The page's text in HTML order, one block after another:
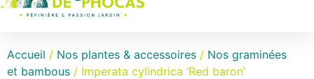
Accueil / Nos plantes & accessoires / Nos graminées
et bambous / Imperata cylindrica ‘Red baron’